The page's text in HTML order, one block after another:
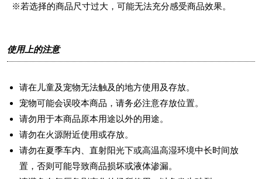
※若选择的商品尺寸过大，可能无法充分感受商品效果。
使用上的注意
请在儿童及宠物无法触及的地方使用及存放。
宠物可能会误咬本商品，请务必注意存放位置。
请勿用于本商品原本用途以外的用途。
请勿在火源附近使用或存放。
请勿在夏季车内、直射阳光下或高温高湿环境中长时间放
置，否则可能导致商品损坏或液体渗漏。